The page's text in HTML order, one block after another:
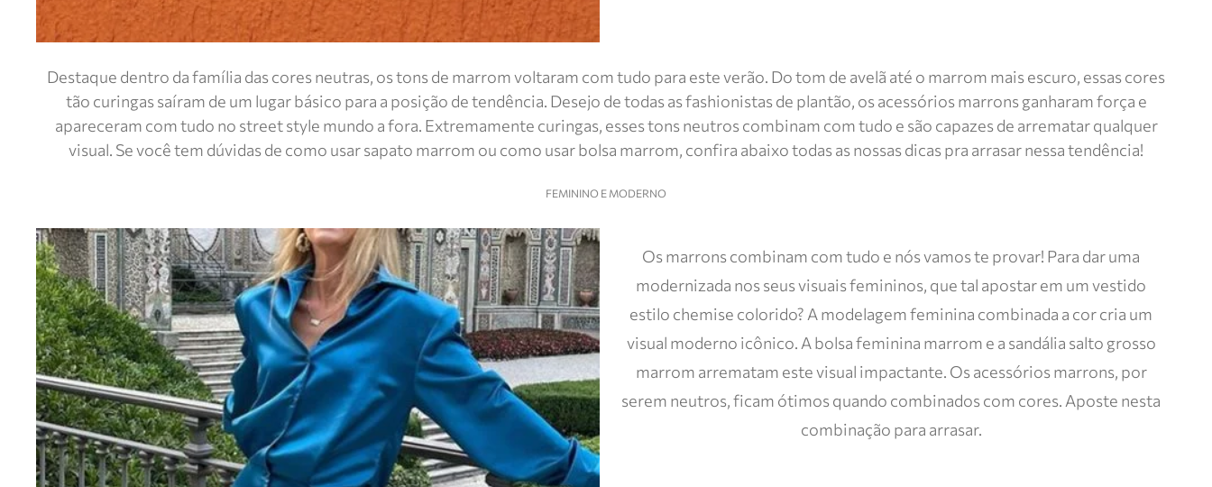
Destaque dentro da família das cores neutras, os tons de marrom voltaram com tudo para este verão. Do tom de avelã até o marrom mais escuro, essas cores
tão curingas saíram de um lugar básico para a posição de tendência. Desejo de todas as fashionistas de plantão, os acessórios marrons ganharam força e
apareceram com tudo no street style mundo a fora. Extremamente curingas, esses tons neutros combinam com tudo e são capazes de arrematar qualquer
visual. Se você tem dúvidas de como usar sapato marrom ou como usar bolsa marrom, confira abaixo todas as nossas dicas pra arrasar nessa tendência!
FEMININO E MODERNO
Os marrons combinam com tudo e nós vamos te provar! Para dar uma
modernizada nos seus visuais femininos, que tal apostar em um vestido
estilo chemise colorido? A modelagem feminina combinada a cor cria um
visual moderno icônico. A bolsa feminina marrom e a sandália salto grosso
marrom arrematam este visual impactante. Os acessórios marrons, por
serem neutros, ficam ótimos quando combinados com cores. Aposte nesta
combinação para arrasar.